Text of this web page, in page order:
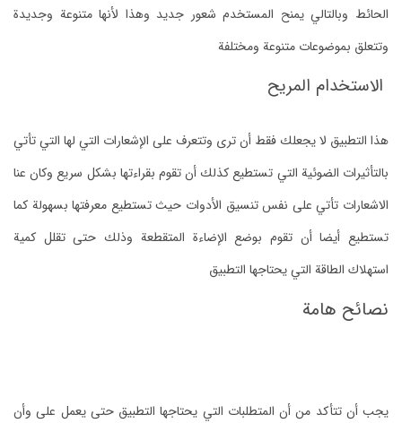
الحائط وبالتالي يمنح المستخدم شعور جديد وهذا لأنها متنوعة وجديدة
وتتعلق بموضوعات متنوعة ومختلفة
الاستخدام المريح
هذا التطبيق لا يجعلك فقط أن ترى وتتعرف على الإشعارات التي لها التي تأتي
بالتأثيرات الضوئية التي تستطيع كذلك أن تقوم بقراءتها بشكل سريع وكان عنا
الاشعارات تأتي على نفس تنسيق الأدوات حيث تستطيع معرفتها بسهولة كما
تستطيع أيضا أن تقوم بوضع الإضاءة المتقطعة وذلك حتى تقلل كمية
استهلاك الطاقة التي يحتاجها التطبيق
نصائح هامة
يجب أن تتأكد من أن المتطلبات التي يحتاجها التطبيق حتى يعمل على وأن